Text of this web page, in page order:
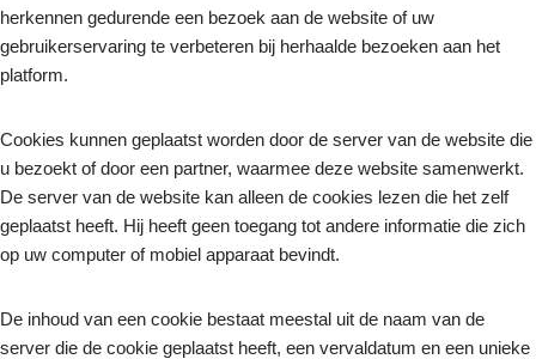
herkennen gedurende een bezoek aan de website of uw
gebruikerservaring te verbeteren bij herhaalde bezoeken aan het
platform.
Cookies kunnen geplaatst worden door de server van de website die
u bezoekt of door een partner, waarmee deze website samenwerkt.
De server van de website kan alleen de cookies lezen die het zelf
geplaatst heeft. Hij heeft geen toegang tot andere informatie die zich
op uw computer of mobiel apparaat bevindt.
De inhoud van een cookie bestaat meestal uit de naam van de
server die de cookie geplaatst heeft, een vervaldatum en een unieke
cookies zijn
niet
optioneel. Ze
zijn nodig
voor de site
functioneren.
Statistieken